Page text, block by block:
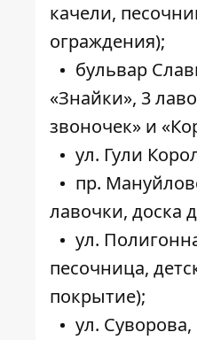
качели,
ограждения);
бульвар
«Знайки», 3
звоночек» и
ул. Гули
пр.
лавочки, доска
ул.
песочница,
покрытие);
ул.